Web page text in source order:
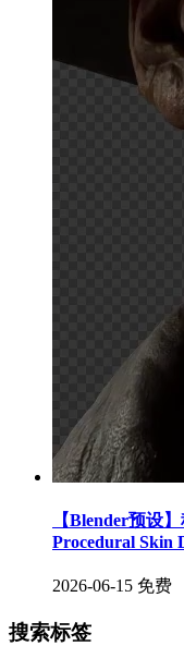
【Blender预设
Procedural Skin
2026-06-15 免费
搜索标签